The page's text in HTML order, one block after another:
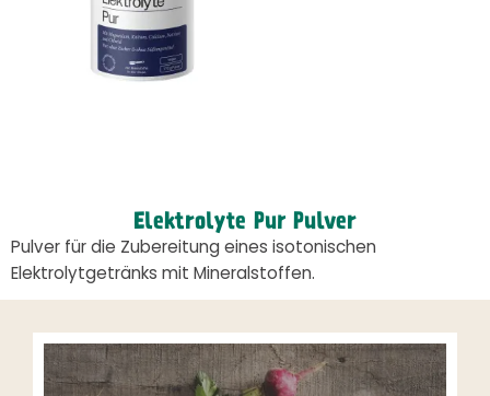
Elektrolyte Pur Pulver
Pulver für die Zubereitung eines isotonischen
Elektrolytgetränks mit Mineralstoffen.